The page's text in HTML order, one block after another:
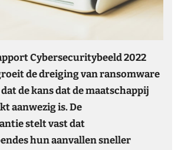
Cybersecuritybeeld 2022
de dreiging van ransomware
de kans dat de maatschappij
aanwezig is. De
stelt vast dat
hun aanvallen sneller